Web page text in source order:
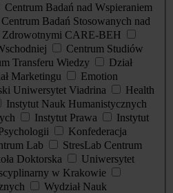
Centrum Badań nad Wspieraniem
Centrum Badań Stosowanych nad
Zdrowotnymi CARE-BEH
Centrum Studiów
Transferu Wiedzy
Dział
Marketingu
Emotion
Uniwersytet Viadrina
Health
Instytut Nauk Humanistycznych
Instytut Prawa
Instytut
Konfederacja
Lab
StresLab Centrum
Doktorska
Uniwersytet
w Krakowie
Wydział Nauk